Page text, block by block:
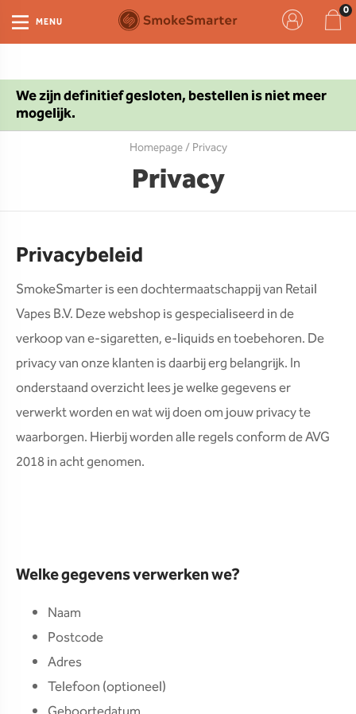
We zijn definitief gesloten, bestellen is niet meer
mogelijk.
MENU
Homepage/ Privacy
Privacy
Privacybeleid
SmokeSmarter is een dochtermaatschappij van Retail
Vapes B.V. Deze webshop is gespecialiseerd in de
verkoop van e-sigaretten, e-liquids en toebehoren. De
privacy van onze klanten is daarbij erg belangrijk. In
onderstaand overzicht lees je welke gegevens er
verwerkt worden en wat wij doen om jouw privacy te
waarborgen. Hierbij worden alle regels conform de AVG
2018 in acht genomen.
Welke gegevens verwerken we?
Naam
Postcode
Adres
Telefoon (optioneel)